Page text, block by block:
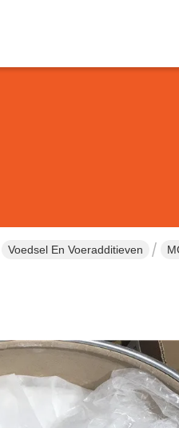
Voedsel En Voeradditieven